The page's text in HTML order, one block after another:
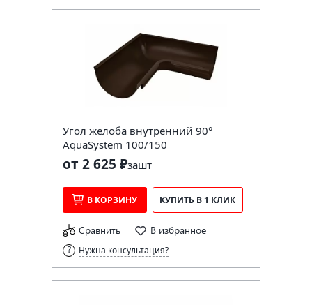
Угол желоба внутренний 90°
AquaSystem 100/150
от 2 625 ₽зашт
В КОРЗИНУ КУПИТЬ В 1 КЛИК
Сравнить В избранное
Нужна консультация?